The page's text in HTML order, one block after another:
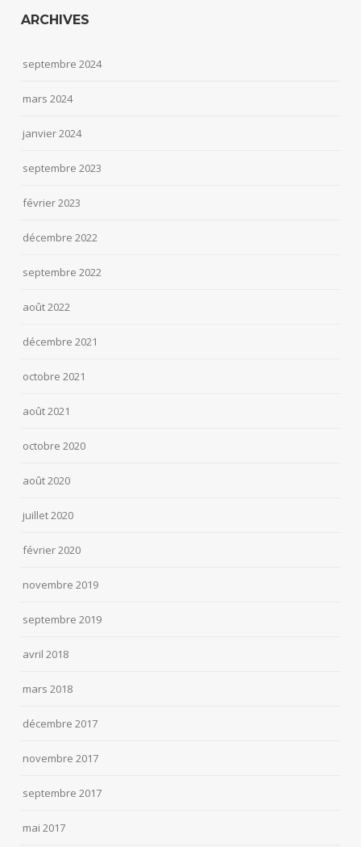
ARCHIVES
septembre 2024
mars 2024
janvier 2024
septembre 2023
février 2023
décembre 2022
septembre 2022
août 2022
décembre 2021
octobre 2021
août 2021
octobre 2020
août 2020
juillet 2020
février 2020
novembre 2019
septembre 2019
avril 2018
mars 2018
décembre 2017
novembre 2017
septembre 2017
mai 2017